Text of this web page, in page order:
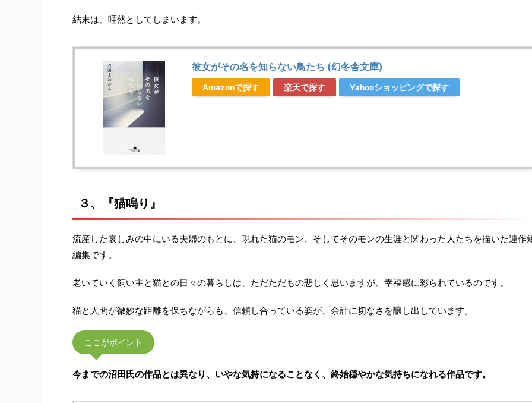
結末は、唖然としてしまいます。
彼女がその名を知らない鳥たち (幻冬舎文庫)
Amazonで探す 楽天で探す Yahooショッピングで探す
３、『猫鳴り』
流産した哀しみの中にいる夫婦のもとに、現れた猫のモン、そしてそのモンの生涯と関わった人たちを描いた連作
編集です。
老いていく飼い主と猫との日々の暮らしは、ただただもの悲しく思いますが、幸福感に彩られているのです。
猫と人間が微妙な距離を保ちながらも、信頼し合っている姿が、余計に切なさを醸し出しています。
ここがポイント
今までの沼田氏の作品とは異なり、いやな気持になることなく、終始穏やかな気持ちになれる作品です。